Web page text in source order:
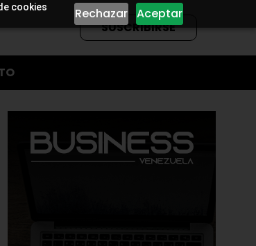
cookies
Rechazar Aceptar
SUSCRIBIRSE